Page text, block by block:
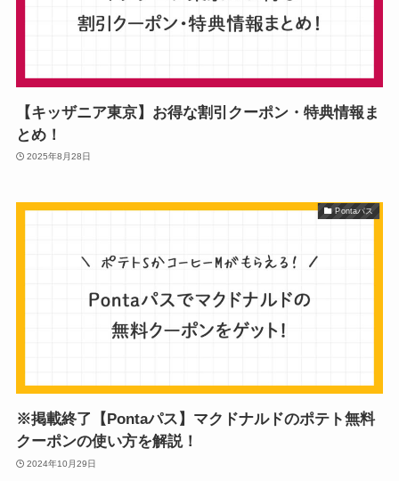
【キッザニア東京】お得な割引クーポン・特典情報ま
とめ！
2025年8月28日
Pontaパス
※掲載終了【Pontaパス】マクドナルドのポテト無料
クーポンの使い方を解説！
2024年10月29日